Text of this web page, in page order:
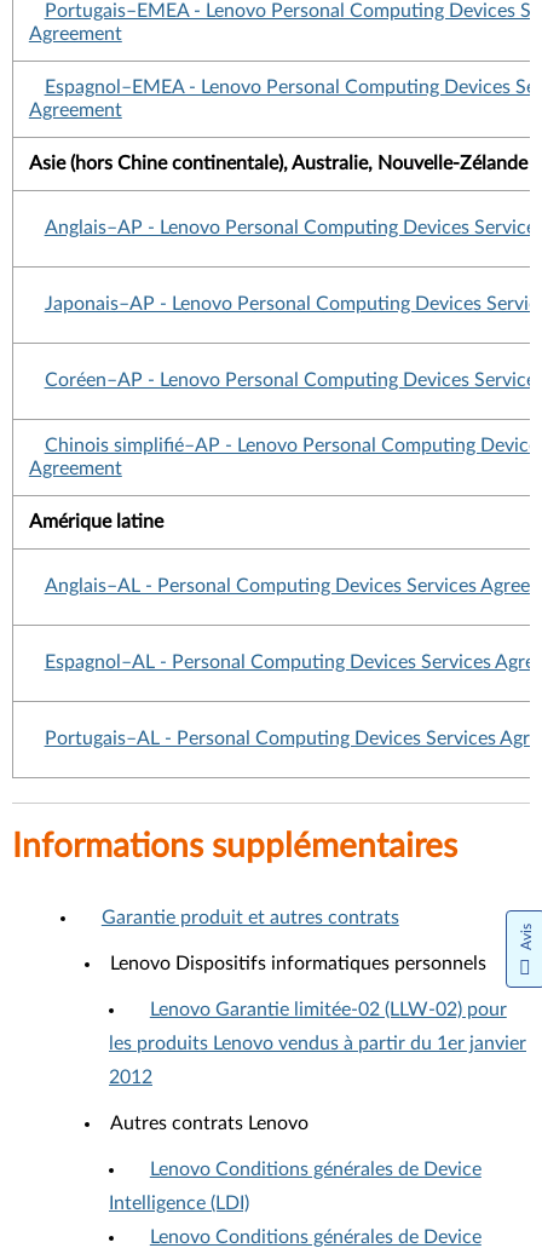
Portugais–EMEA - Lenovo Personal Computing Devices
Agreement
Espagnol–EMEA - Lenovo Personal Computing Devices
Agreement
Asie (hors Chine continentale), Australie, Nouvelle-Zélande
Anglais–AP - Lenovo Personal Computing Devices
Japonais–AP - Lenovo Personal Computing Devices
Coréen–AP - Lenovo Personal Computing Devices
Chinois simplifié–AP - Lenovo Personal Computing
Agreement
Amérique latine
Anglais–AL - Personal Computing Devices Services
Espagnol–AL - Personal Computing Devices Services
Portugais–AL - Personal Computing Devices Services
Informations supplémentaires
Garantie produit et autres contrats
Lenovo Dispositifs informatiques personnels
Lenovo Garantie limitée-02 (LLW-02) pour
les produits Lenovo vendus à partir du 1er janvier
2012
Autres contrats Lenovo
Lenovo Conditions générales de Device
Intelligence (LDI)
Lenovo Conditions générales de Device
Avis